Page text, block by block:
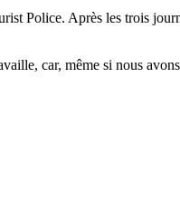
Police. Après les trois
car, même si nous